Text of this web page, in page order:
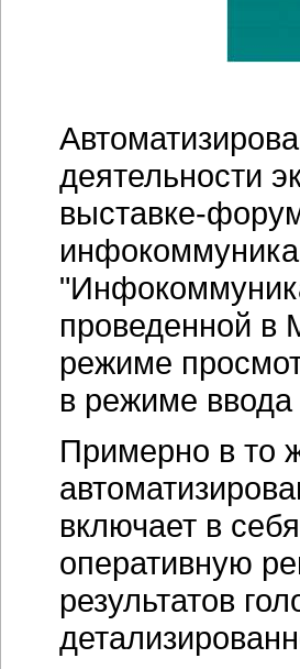
деятельности
выставке-
проведенной в
режиме
в режиме
Примерно в то
включает в
оперативную
результатов